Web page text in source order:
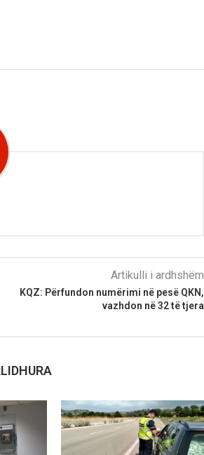
Artikulli i ardhshëm
KQZ: Përfundon numërimi në pesë QKN,
vazhdon në 32 të tjera